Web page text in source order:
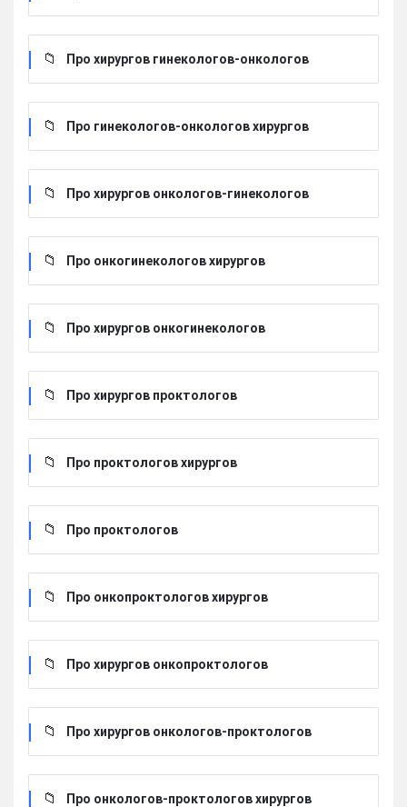
Про хирургов гинекологов-онкологов
Про гинекологов-онкологов хирургов
Про хирургов онкологов-гинекологов
Про онкогинекологов хирургов
Про хирургов онкогинекологов
Про хирургов проктологов
Про проктологов хирургов
Про проктологов
Про онкопроктологов хирургов
Про хирургов онкопроктологов
Про хирургов онкологов-проктологов
Про онкологов-проктологов хирургов